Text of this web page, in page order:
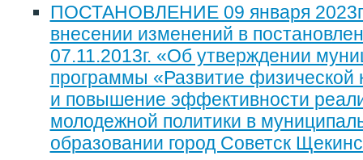
ПОСТАНОВЛЕНИЕ 09 января
внесении изменений в
07.11.2013г. «Об утверждении
программы «Развитие физической
и повышение эффективности
молодежной политики в
образовании город Советск